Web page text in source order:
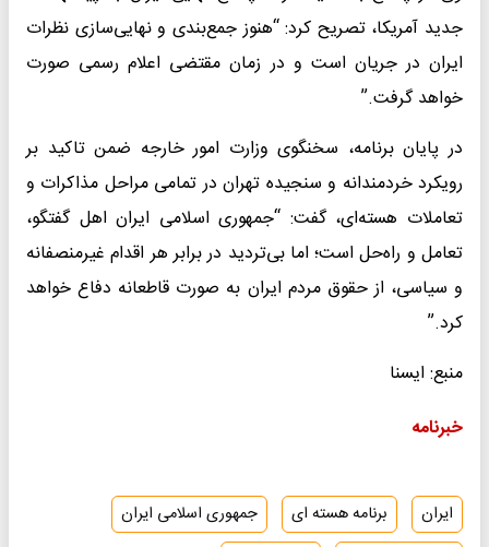
جدید آمریکا، تصریح کرد: “هنوز جمع‌بندی و نهایی‌سازی نظرات
ایران در جریان است و در زمان مقتضی اعلام رسمی صورت
خواهد گرفت.”
در پایان برنامه، سخنگوی وزارت امور خارجه ضمن تاکید بر
رویکرد خردمندانه و سنجیده تهران در تمامی مراحل مذاکرات و
تعاملات هسته‌ای، گفت: “جمهوری اسلامی ایران اهل گفتگو،
تعامل و راه‌حل است؛ اما بی‌تردید در برابر هر اقدام غیرمنصفانه
و سیاسی، از حقوق مردم ایران به صورت قاطعانه دفاع خواهد
کرد.”
منبع: ایسنا
خبرنامه
ایران برنامه هسته ای جمهوری اسلامی ایران